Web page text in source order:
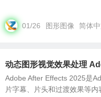
01/26 图形图像 简体
动态图形视觉效果处理
Adobe After Effects 2025是
片字幕、片头和过渡效果等